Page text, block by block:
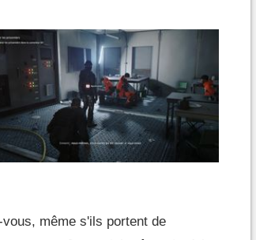
même s'ils portent de